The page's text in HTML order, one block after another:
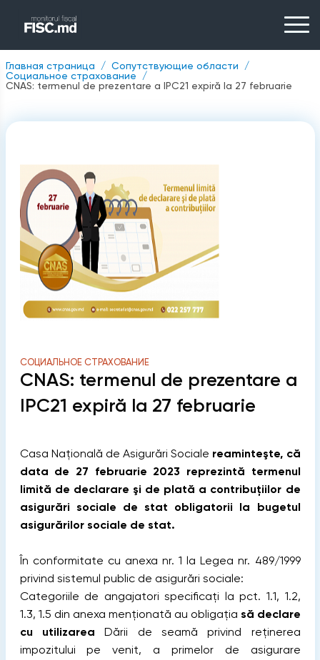
Главная страница
Сопутствующие области
Социальное страхование
CNAS: termenul de prezentare a IPC21 expiră la 27 februarie
СОЦИАЛЬНОЕ СТРАХОВАНИЕ
CNAS: termenul de prezentare a
IPC21 expiră la 27 februarie
Casa Naţională de Asigurări Sociale reaminteşte, că
data de 27 februarie 2023 reprezintă termenul
limită de declarare şi de plată a contribuţiilor de
asigurări sociale de stat obligatorii la bugetul
asigurărilor sociale de stat.
În conformitate cu anexa nr. 1 la Legea nr. 489/1999
privind sistemul public de asigurări sociale:
Categoriile de angajatori specificaţi la pct. 1.1, 1.2,
1.3, 1.5 din anexa menţionată au obligaţia să declare
cu utilizareaDării de seamă privind reţinerea
impozitului pe venit, a primelor de asigurare